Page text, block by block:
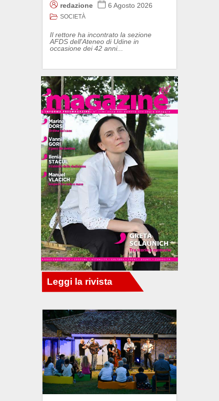
redazione 6 Agosto 2026
SOCIETÀ
Il rettore ha incontrato la sezione
AFDS dell'Ateneo di Udine in
occasione dei 42 anni...